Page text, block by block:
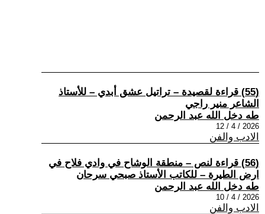
(55) قراءة لقصيدة – تراتيل عشق أبدي – للأستاذ
الشاعر منير راجي
طه دخل الله عبد الرحمن
2026 / 4 / 12
الادب والفن
(56) قراءة لنص – منطقة الوشاح في وادي فلاح في
ارض الطيرة – للكاتب الأستاذ صبحي سرحان
طه دخل الله عبد الرحمن
2026 / 4 / 10
الادب والفن